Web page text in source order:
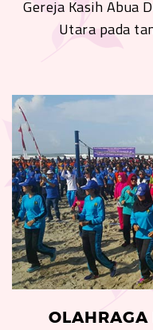
Gereja Kasih Abua
Utara pada